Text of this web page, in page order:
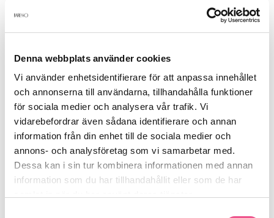
Denna webbplats använder cookies
Vi använder enhetsidentifierare för att anpassa innehållet
och annonserna till användarna, tillhandahålla funktioner
för sociala medier och analysera vår trafik. Vi
vidarebefordrar även sådana identifierare och annan
information från din enhet till de sociala medier och
annons- och analysföretag som vi samarbetar med.
Dessa kan i sin tur kombinera informationen med annan
information som du har tillhandahållit eller som de har
Stärker hårstråna och ger ökad elasticitet
Färgbevarande medColor Guard Complex
din hårfärg
Vegansk och cruelty free
Användning:
Applicera på nytvättat, handdukstorkat hår. Massera in balsamet
i längder och toppar, låt verka i 1–2 minuter och skölj noggrant.
För optimalt resultat, använd tillsammans medMaria Nila
Structure Repair Shampoo.
Nyckelingredienser:
Algextrakt– stärker och återfuktar hårstråna
Växtbaserade proteiner– reparerar skadade hårfibrer